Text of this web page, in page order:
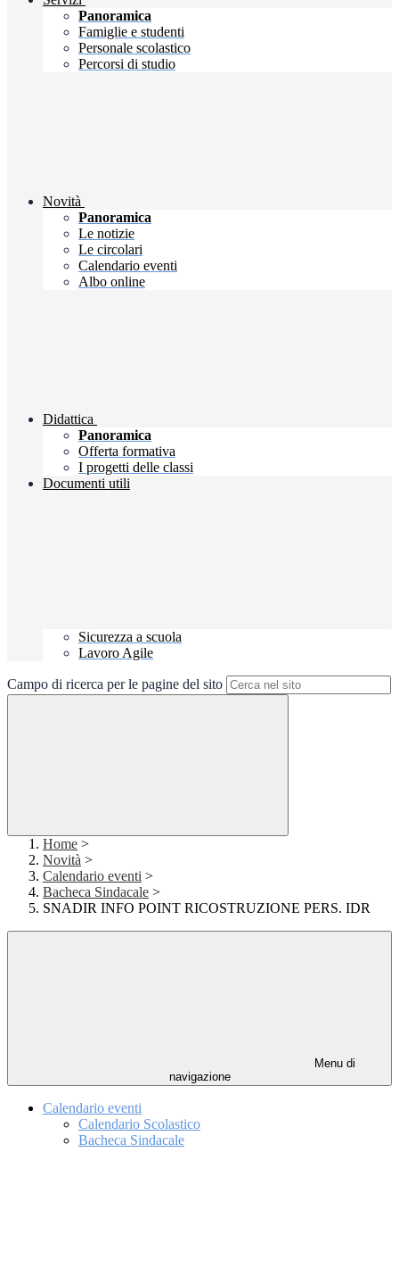
Panoramica
Famiglie e studenti
Personale scolastico
Percorsi di studio
Novità
Panoramica
Le notizie
Le circolari
Calendario eventi
Albo online
Didattica
Panoramica
Offerta formativa
I progetti delle classi
Documenti utili
Sicurezza a scuola
Lavoro Agile
Campo di ricerca per le pagine del sito
Home >
Novità >
Calendario eventi >
Bacheca Sindacale >
SNADIR INFO POINT RICOSTRUZIONE PERS. IDR
Menu di
navigazione
Calendario eventi
Calendario Scolastico
Bacheca Sindacale